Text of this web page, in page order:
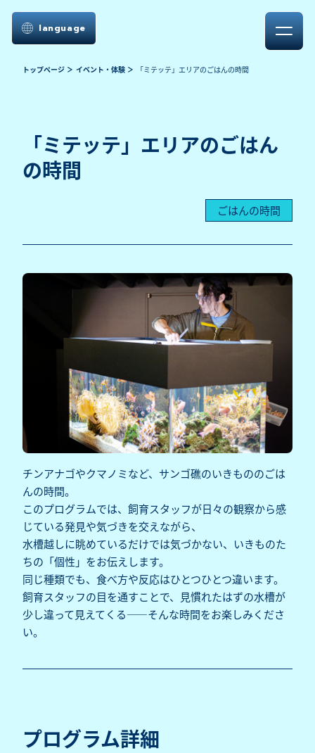
language
トップページ イベント・体験 「ミテッテ」エリアのごはんの時間
「ミテッテ」エリアのごはん
の時間
ごはんの時間
チンアナゴやクマノミなど、サンゴ礁のいきもののごは
んの時間。
このプログラムでは、飼育スタッフが日々の観察から感
じている発見や気づきを交えながら、
水槽越しに眺めているだけでは気づかない、いきものた
ちの「個性」をお伝えします。
同じ種類でも、食べ方や反応はひとつひとつ違います。
飼育スタッフの目を通すことで、見慣れたはずの水槽が
少し違って見えてくる——そんな時間をお楽しみくださ
い。
プログラム詳細